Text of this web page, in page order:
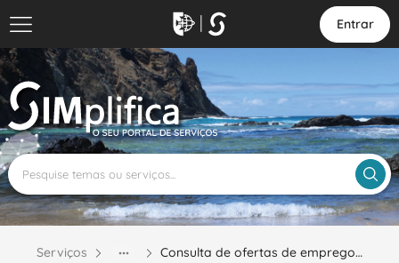
Entrar
Serviços Consulta de ofertas de emprego…